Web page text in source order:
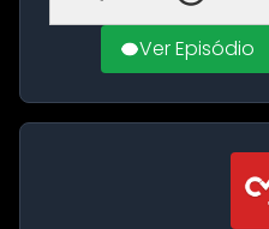
Ver Episódio